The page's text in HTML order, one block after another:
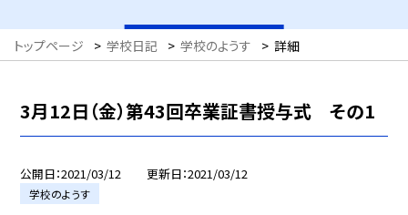
トップページ > 学校日記 > 学校のようす > 詳細
3月12日（金）第43回卒業証書授与式 その1
公開日 2021/03/12 更新日 2021/03/12
学校のようす